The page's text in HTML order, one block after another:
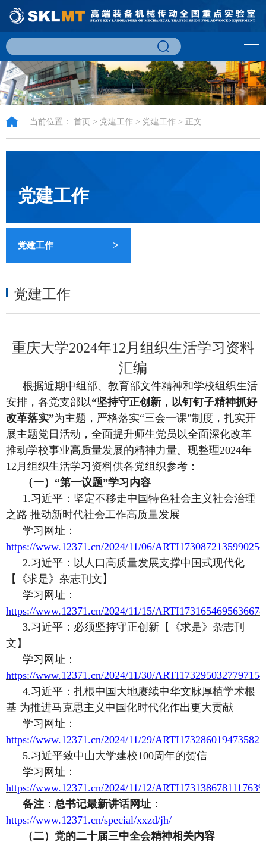
当前位置： 首页 > 党建工作 > 党建工作 > 正文
党建工作
党建工作 >
党建工作
重庆大学2024年12月组织生活学习资料
汇编
根据近期中组部、教育部文件精神和学校组织生活
安排，各党支部 以“坚持守正创新 ，以钉钉子精神抓好
改革落实”为主题，严格落实“三会一课”制度，扎实开
展主题党日活动，全面提升师生党员以全面深化改革
推动学校事业高质量发展的精神力量。现整理2024年
1 2 月组织生活学习资料供各党组织参考：
（一）“第一议题”学习内容
1.习近平：坚定不移走中国特色社会主义社会治理
之路 推动新时代社会工作高质量发展
学习网址：
https://www.12371.cn/2024/11/06/
2.习近平：以人口高质量发展支撑中国式现代化
【
《求是》杂志刊文】
学习网址：
https://www.12371.cn/2024/11/15/
3.习近平：必须坚持守正创新 【
《求是》杂志刊
文】
学习网址：
https://www.12371.cn/2024/11/30/
4.习近平：扎根中国大地赓续中华文脉厚植学术根
基 为推进马克思主义中国化时代化作出更大贡献
学习网址：
https://www.12371.cn/2024/11/29/
5.习近平致中山大学建校100周年的贺信
学习网址：
https://www.12371.cn/2024/11/12/
备注：总书记最新讲话网址 ：
https://www.12371.cn/special/xxzd/jh/
（二）党的二十届三中全会精神相关内容